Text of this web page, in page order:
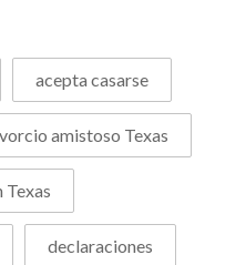
acepta casarse
amistoso Texas
Texas
declaraciones